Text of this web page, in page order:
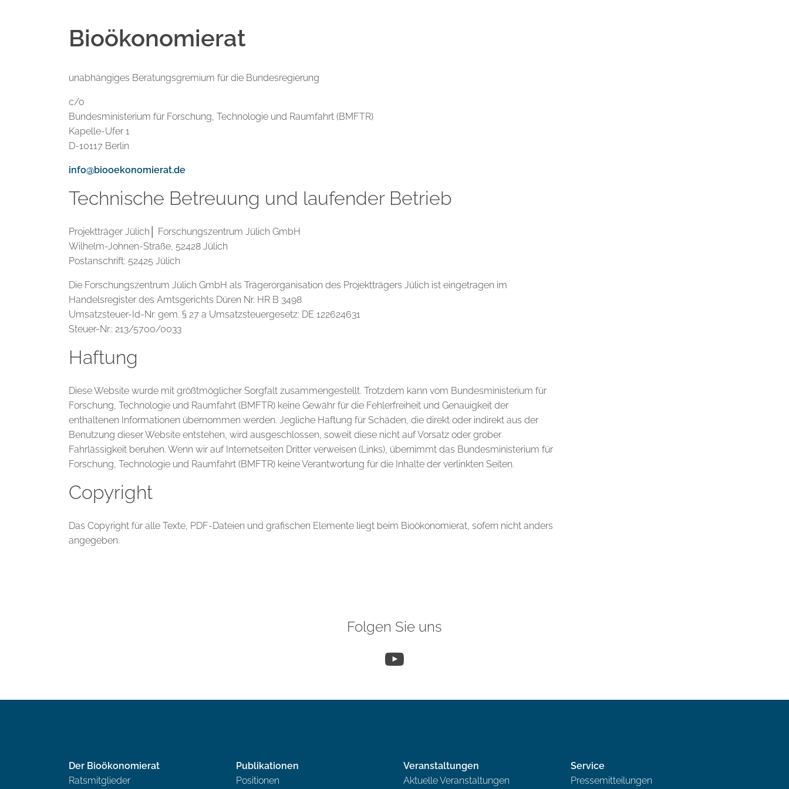
Bioökonomierat
unabhängiges Beratungsgremium für die Bundesregierung
c/o
Bundesministerium für Forschung, Technologie und Raumfahrt (BMFTR)
Kapelle-Ufer 1
D-10117 Berlin
info@biooekonomierat.de
Technische Betreuung und laufender Betrieb
Projektträger Jülich│ Forschungszentrum Jülich GmbH
Wilhelm-Johnen-Straße, 52428 Jülich
Postanschrift: 52425 Jülich
Die Forschungszentrum Jülich GmbH als Trägerorganisation des Projektträgers Jülich ist eingetragen im
Handelsregister des Amtsgerichts Düren Nr. HR B 3498
Umsatzsteuer-Id-Nr. gem. § 27 a Umsatzsteuergesetz: DE 122624631
Steuer-Nr.: 213/5700/0033
Haftung
Diese Website wurde mit größtmöglicher Sorgfalt zusammengestellt. Trotzdem kann vom Bundesministerium für
Forschung, Technologie und Raumfahrt (BMFTR) keine Gewähr für die Fehlerfreiheit und Genauigkeit der
enthaltenen Informationen übernommen werden. Jegliche Haftung für Schäden, die direkt oder indirekt aus der
Benutzung dieser Website entstehen, wird ausgeschlossen, soweit diese nicht auf Vorsatz oder grober
Fahrlässigkeit beruhen. Wenn wir auf Internetseiten Dritter verweisen (Links), übernimmt das Bundesministerium für
Forschung, Technologie und Raumfahrt (BMFTR) keine Verantwortung für die Inhalte der verlinkten Seiten.
Copyright
Das Copyright für alle Texte, PDF-Dateien und grafischen Elemente liegt beim Bioökonomierat, sofern nicht anders
angegeben.
Folgen Sie uns
YouTube
Der Bioökonomierat
Ratsmitglieder
Publikationen
Positionen
Veranstaltungen
Aktuelle Veranstaltungen
Service
Pressemitteilungen